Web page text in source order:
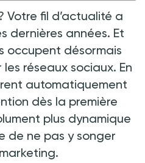
Votre fil d’actualité a
dernières années. Et
occupent désormais
réseaux sociaux. En
automatiquement
dès la première
plus dynamique
de ne pas y songer